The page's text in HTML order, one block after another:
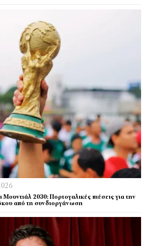
2030: Πορτογαλικές πιέσεις για την
από τη συνδιοργάνωση